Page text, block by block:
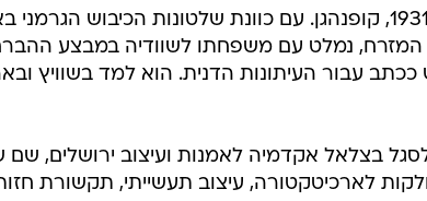
המזרח, נמלט עם משפחתו לשוודיה במבצע
עבור העיתונות הדנית. הוא למד בשוויץ
הצטרף לסגל בצלאל אקדמיה לאמנות ועיצוב
לארכיטקטורה, עיצוב תעשייתי, תקשורת